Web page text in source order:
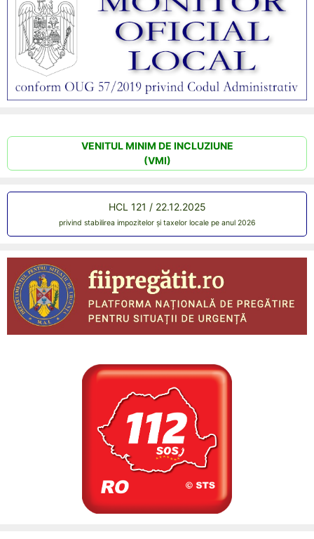
VENITUL MINIM DE INCLUZIUNE
(VMI)
HCL 121 / 22.12.2025
privind stabilirea impozitelor și taxelor locale pe anul 2026